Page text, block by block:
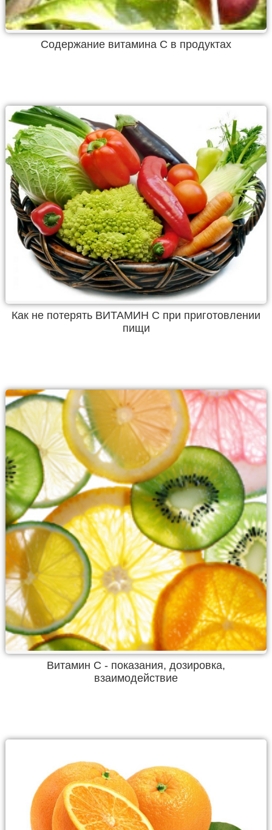
Содержание витамина С в продуктах
Как не потерять ВИТАМИН С при приготовлении
пищи
Витамин С - показания, дозировка,
взаимодействие